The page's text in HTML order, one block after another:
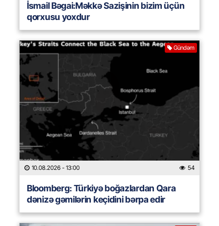
İsmail Bəgai:Məkkə Sazişinin bizim üçün
qorxusu yoxdur
Gündəm
10.08.2026 - 13:00 54
Bloomberg: Türkiyə boğazlardan Qara
dənizə gəmilərin keçidini bərpa edir